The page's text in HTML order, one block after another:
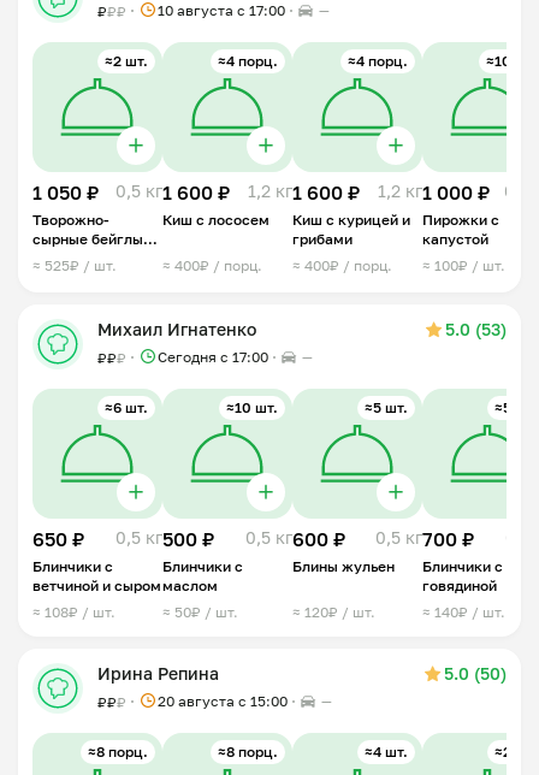
₽₽₽ 10 августа с 17:00 —
≈2 шт.
1 050 ₽ 0,5 кг
Творожно-
сырные бейглы
ПП
≈ 525₽ / шт.
≈4 порц.
1 600 ₽ 1,2 кг
Киш с лососем
≈ 400₽ / порц.
≈4 порц.
1 600 ₽ 1,2 кг
Киш с курицей и
грибами
≈ 400₽ / порц.
≈10 шт.
1 000 ₽ 0,8
Пирожки с
капустой
≈ 100₽ / шт.
Михаил Игнатенко 5.0 (53)
₽₽₽ Сегодня с 17:00 —
≈6 шт.
650 ₽ 0,5 кг
Блинчики с
ветчиной и сыром
≈ 108₽ / шт.
≈10 шт.
500 ₽ 0,5 кг
Блинчики с
маслом
≈ 50₽ / шт.
≈5 шт.
600 ₽ 0,5 кг
Блины жульен
≈ 120₽ / шт.
≈5 шт.
700 ₽
Блинчики с
говядиной
≈ 140₽ / шт.
Ирина Репина 5.0 (50)
₽₽₽ 20 августа с 15:00 —
≈8 порц. ≈8 порц. ≈4 шт. ≈2 шт.